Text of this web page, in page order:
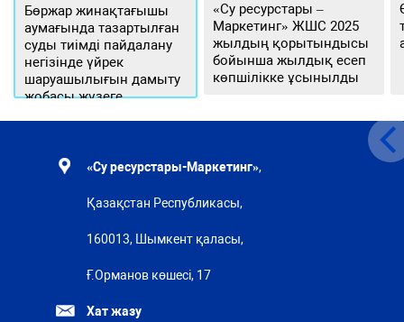
Бөржар жинақтағышы
аумағында тазартылған
суды тиімді пайдалану
негізінде үйрек
шаруашылығын дамыту
жобасы жүзеге
«Су ресурстары –
Маркетинг» ЖШС 2025
жылдың қорытындысы
бойынша жылдық есеп
көпшілікке ұсынылды
«Су ресурстары-Маркетинг»,
Қазақстан Республикасы,
160013, Шымкент қаласы,
Ғ.Орманов көшесі, 17
Хат жазу